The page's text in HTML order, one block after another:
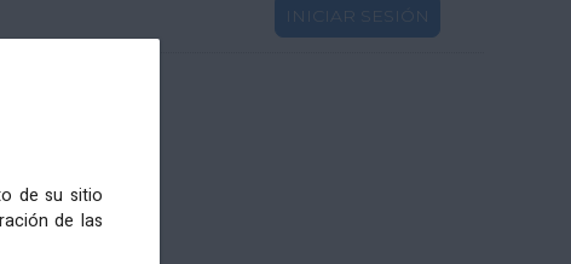
de su sitio
de las
INICIAR SESIÓN